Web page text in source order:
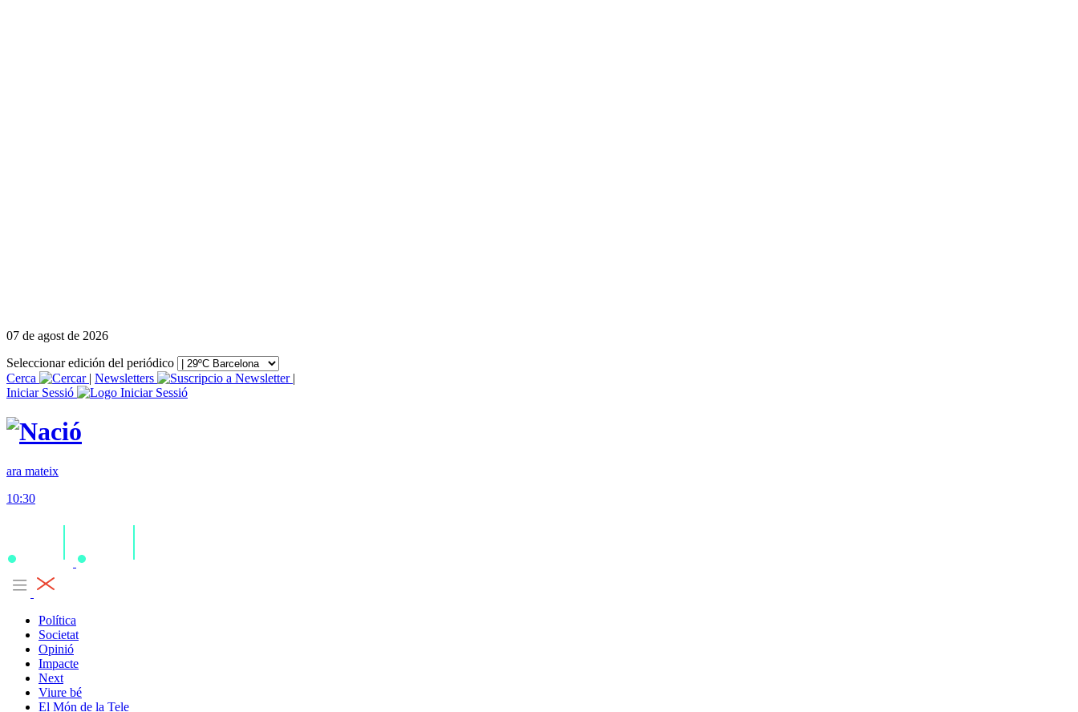
07 de agost de 2026
Seleccionar edición del periódico
Cerca
| Newsletters
|
Iniciar Sessió
ara mateix
10:30
Política
Societat
Opinió
Impacte
Next
Viure bé
El Món de la Tele